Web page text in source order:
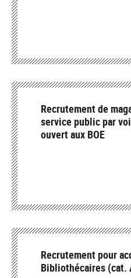
Recrutement de
service public par
ouvert aux BOE
Recrutement pour
Bibliothécaires (cat.